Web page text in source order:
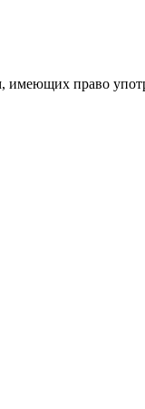
имеющих право